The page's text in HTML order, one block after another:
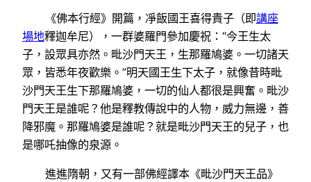
《佛本行經》開篇，凈飯國王喜得貴子（即講座
場地釋迦牟尼），一群婆羅門參加慶祝：“今王生太
子，設眾具亦然。毗沙門天王，生那羅鳩婆。一切諸天
眾，皆悉年夜歡樂。”明天國王生下太子，就像昔時毗
沙門天王生下那羅鳩婆，一切的仙人都很是興奮。毗沙
門天王是誰呢？他是釋教傳說中的人物，威力無邊，善
降邪魔。那羅鳩婆是誰呢？就是毗沙門天王的兒子，也
是哪吒抽像的泉源。
進進隋朝，又有一部佛經譯本《毗沙門天王品》